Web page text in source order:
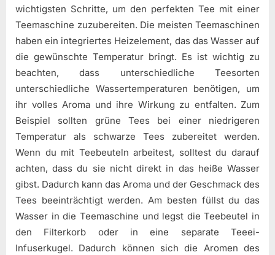
wichtigsten Schritte, um den perfekten Tee mit einer
Teemaschine zuzubereiten. Die meisten Teemaschinen
haben ein integriertes Heizelement, das das Wasser auf
die gewünschte Temperatur bringt. Es ist wichtig zu
beachten, dass unterschiedliche Teesorten
unterschiedliche Wassertemperaturen benötigen, um
ihr volles Aroma und ihre Wirkung zu entfalten. Zum
Beispiel sollten grüne Tees bei einer niedrigeren
Temperatur als schwarze Tees zubereitet werden.
Wenn du mit Teebeuteln arbeitest, solltest du darauf
achten, dass du sie nicht direkt in das heiße Wasser
gibst. Dadurch kann das Aroma und der Geschmack des
Tees beeinträchtigt werden. Am besten füllst du das
Wasser in die Teemaschine und legst die Teebeutel in
den Filterkorb oder in eine separate Teeei-
Infuserkugel. Dadurch können sich die Aromen des